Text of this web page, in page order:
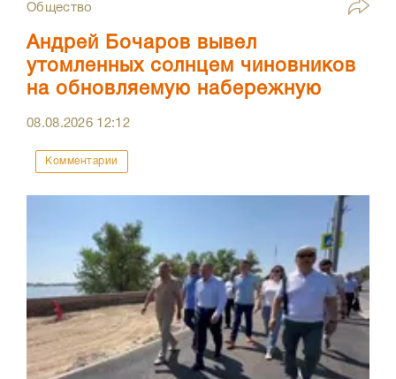
Общество
Андрей Бочаров вывел
утомленных солнцем чиновников
на обновляемую набережную
08.08.2026 12:12
Комментарии